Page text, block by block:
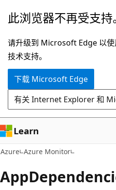
跳
主
要
内
此浏览器不再受支持
请升级到 Microsoft Edge 以
技术支持。
下载 Microsoft Edge
有关 Internet Explorer 和
Learn
Azure Azure Monitor